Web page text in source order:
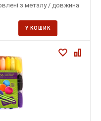
з металу / довжина
У КОШИК